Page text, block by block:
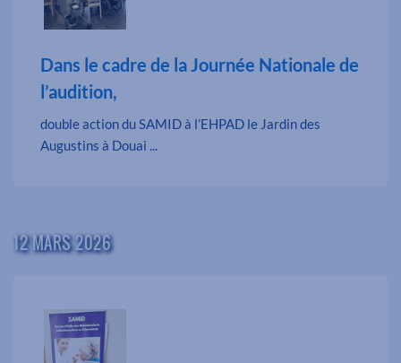
Dans le cadre de la Journée Nationale de
l’audition,
double action du SAMID à l’EHPAD le Jardin des
Augustins à Douai ...
12 MARS 2026